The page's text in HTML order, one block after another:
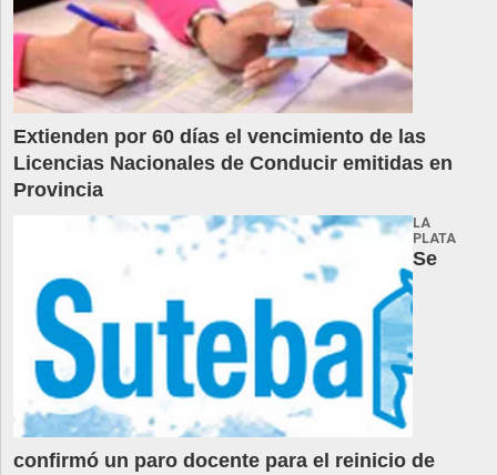
Extienden por 60 días el vencimiento de las
Licencias Nacionales de Conducir emitidas en
Provincia
LA
PLATA
Se
confirmó un paro docente para el reinicio de